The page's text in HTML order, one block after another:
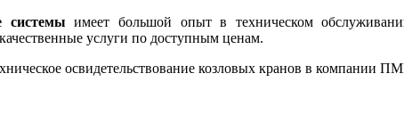
имеет большой опыт в техническом
услуги по доступным ценам.
освидетельствование козловых кранов в компании